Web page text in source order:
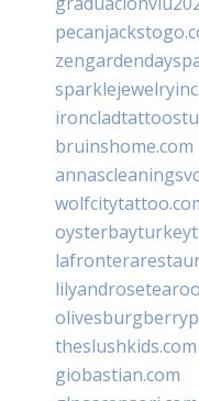
bruinshome.com
theslushkids.com
giobastian.com